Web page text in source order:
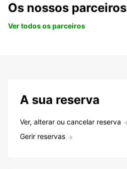
Os nossos parceiros
Ver todos os parceiros
A sua reserva
Ver, alterar ou cancelar reserva
Gerir reservas